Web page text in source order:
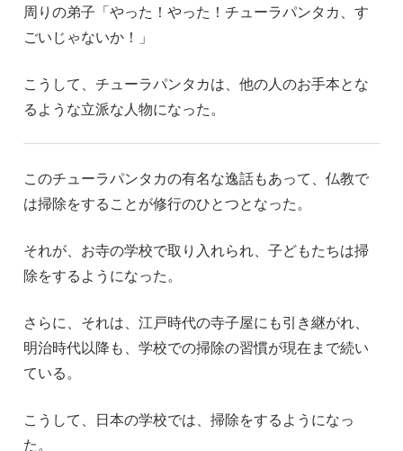
周りの弟子「やった！やった！チューラパンタカ、す
ごいじゃないか！」
こうして、チューラパンタカは、他の人のお手本とな
るような立派な人物になった。
このチューラパンタカの有名な逸話もあって、仏教で
は掃除をすることが修行のひとつとなった。
それが、お寺の学校で取り入れられ、子どもたちは掃
除をするようになった。
さらに、それは、江戸時代の寺子屋にも引き継がれ、
明治時代以降も、学校での掃除の習慣が現在まで続い
ている。
こうして、日本の学校では、掃除をするようになっ
た。